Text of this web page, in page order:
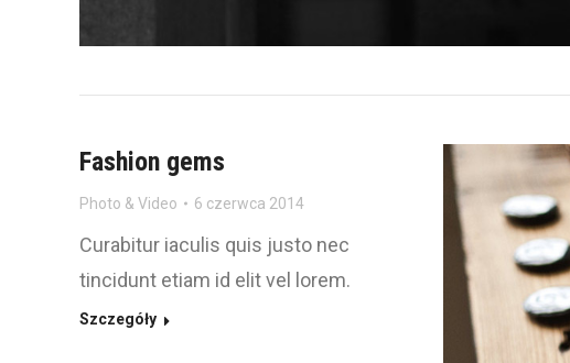
Fashion gems
Photo & Video 6 czerwca 2014
Curabitur iaculis quis justo nec
tincidunt etiam id elit vel lorem.
Szczegóły